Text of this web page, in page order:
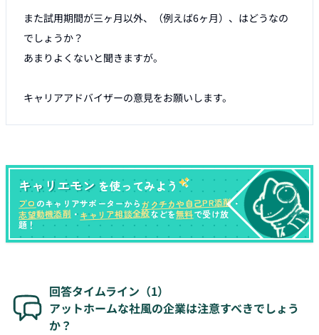
また試用期間が三ヶ月以外、（例えば6ヶ月）、はどうなの
でしょうか？
あまりよくないと聞きますが。
キャリアアドバイザーの意見をお願いします。
キャリエモン を使ってみよう
プロ のキャリアサポーターからガクチカや自己PR添削・
志望動機添削 ・キャリア相談全般などを無料で受け放
題！
回答タイムライン（1）
アットホームな社風の企業は注意すべきでしょう
か？